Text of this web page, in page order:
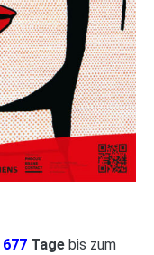
677 Tage bis zum